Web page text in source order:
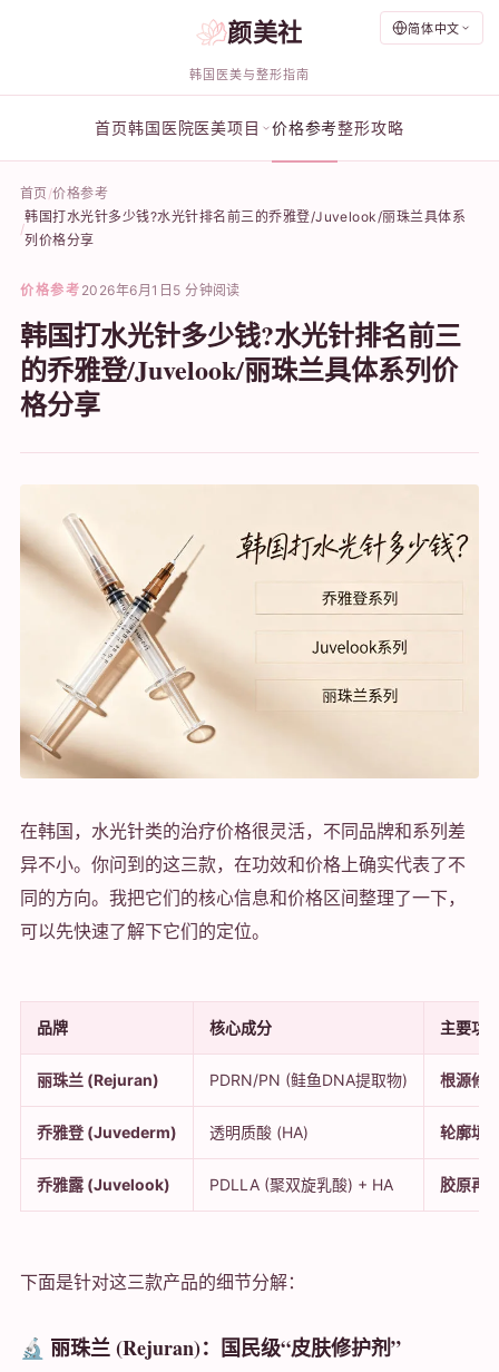
简体中文
颜美社
韩国医美与整形指南
首页韩国医院医美项目 价格参考整形攻略
首页 价格参考
韩国打水光针多少钱?水光针排名前三的乔雅登/Juvelook/丽珠兰具体系
列价格分享
价格参考 2026年6月1日 5 分钟阅读
韩国打水光针多少钱?水光针排名前三
的乔雅登/Juvelook/丽珠兰具体系列价
格分享
在韩国，水光针类的治疗价格很灵活，不同品牌和系列差
异不小。你问到的这三款，在功效和价格上确实代表了不
同的方向。我把它们的核心信息和价格区间整理了一下，
可以先快速了解下它们的定位。
品牌 核心成分 主要功
丽珠兰 (Rejuran) PDRN/PN (鲑鱼DNA提取物) 根源修
乔雅登 (Juvederm) 透明质酸 (HA) 轮廓填
乔雅露 (Juvelook) PDLLA (聚双旋乳酸) + HA 胶原再
下面是针对这三款产品的细节分解：
🔬 丽珠兰 (Rejuran)：国民级“皮肤修护剂”